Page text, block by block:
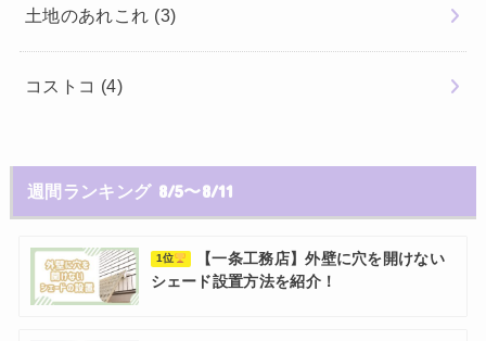
土地のあれこれ (3)
コストコ (4)
週間ランキング 8/5〜8/11
1位
【一条工務店】外壁に穴を開けない
シェード設置方法を紹介！